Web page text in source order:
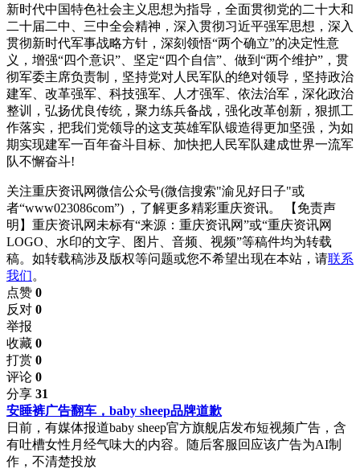
新时代中国特色社会主义思想为指导，全面贯彻党的二十大和
二十届二中、三中全会精神，深入贯彻习近平强军思想，深入
贯彻新时代军事战略方针，深刻领悟“两个确立”的决定性意
义，增强“四个意识”、坚定“四个自信”、做到“两个维护”，贯
彻军委主席负责制，坚持党对人民军队的绝对领导，坚持政治
建军、改革强军、科技强军、人才强军、依法治军，深化政治
整训，弘扬优良传统，聚力练兵备战，强化改革创新，狠抓工
作落实，把我们党领导的这支英雄军队锻造得更加坚强，为如
期实现建军一百年奋斗目标、加快把人民军队建成世界一流军
队不懈奋斗!
关注重庆资讯网微信公众号(微信搜索"渝见好日子"或
者“www023086com”) ，了解更多精彩重庆资讯。
【免责声
明】重庆资讯网未标有“来源：重庆资讯网”或“重庆资讯网
LOGO、水印的文字、图片、音频、视频”等稿件均为转载
稿。如转载稿涉及版权等问题或您不希望出现在本站，请联系
我们。
点赞 0
反对 0
举报
收藏 0
打赏 0
评论 0
分享 31
安睡裤广告翻车，baby sheep品牌道歉
日前，有媒体报道baby sheep官方旗舰店发布短视频广告，含
有吐槽女性月经气味大的内容。随后客服回应该广告为AI制
作，不清楚投放